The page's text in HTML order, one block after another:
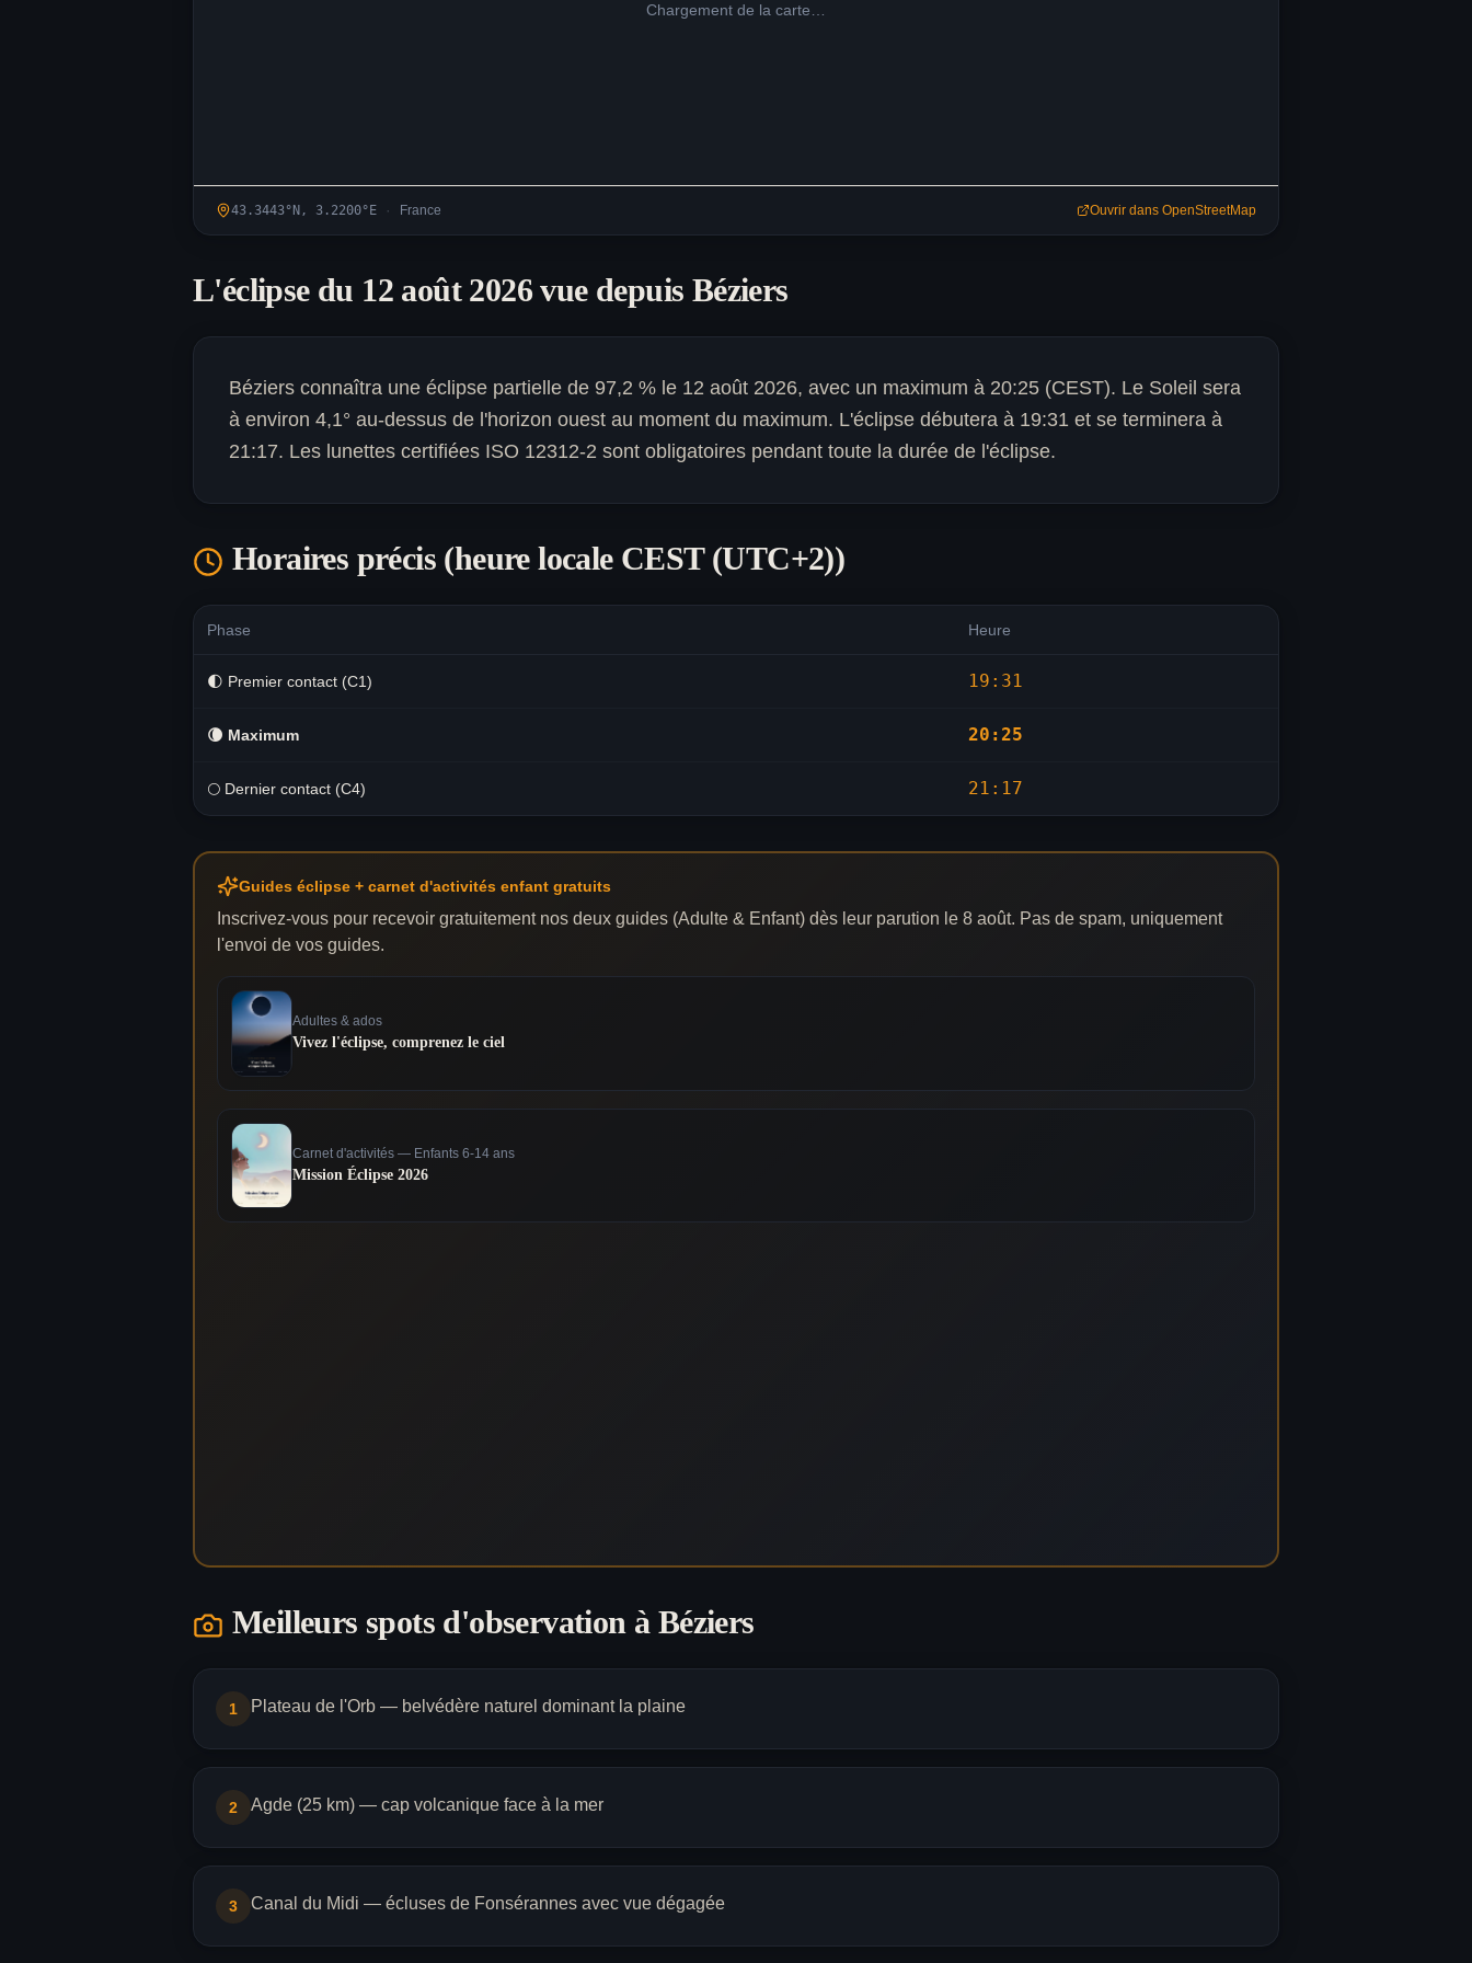
Chargement de la carte…
43.3443°N, 3.2200° E · France Ouvrir dans OpenStreetMap
L'éclipse du 12 août 2026 vue depuis Béziers
Béziers connaîtra une éclipse partielle de 97,2 % le 12 août 2026, avec un maximum à 20:25 (CEST). Le Soleil sera
à environ 4,1° au-dessus de l'horizon ouest au moment du maximum. L'éclipse débutera à 19:31 et se terminera à
21:17. Les lunettes certifiées ISO 12312-2 sont obligatoires pendant toute la durée de l'éclipse.
Horaires précis (heure locale CEST (UTC+2))
Phase Heure
🌓 Premier contact (C1) 19:31
🌘 Maximum 20:25
🌕 Dernier contact (C4) 21:17
Guides éclipse + carnet d'activités enfant gratuits
Inscrivez-vous pour recevoir gratuitement nos deux guides (Adulte & Enfant) dès leur parution le 8 août. Pas de spam, uniquement
l'envoi de vos guides.
Adultes & ados
Vivez l'éclipse, comprenez le ciel
Carnet d'activités — Enfants 6-14 ans
Mission Éclipse 2026
Meilleurs spots d'observation à Béziers
1 Plateau de l'Orb — belvédère naturel dominant la plaine
2 Agde (25 km) — cap volcanique face à la mer
3 Canal du Midi — écluses de Fonsérannes avec vue dégagée